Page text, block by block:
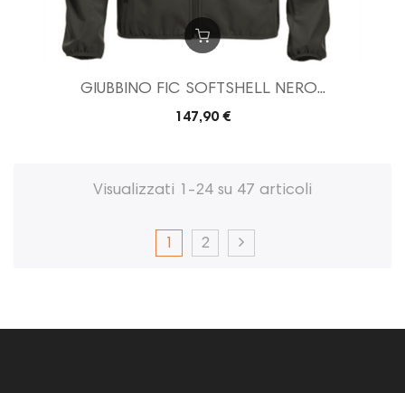
GIUBBINO FIC SOFTSHELL NERO...
147,90 €
Visualizzati 1-24 su 47 articoli
1 2